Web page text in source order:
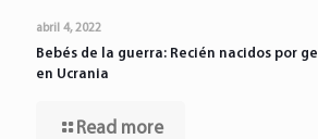
abril 4, 2022
Bebés de la guerra: Recién nacidos por
en Ucrania
Read more